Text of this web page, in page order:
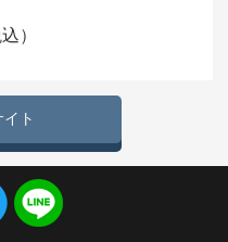
）
ト